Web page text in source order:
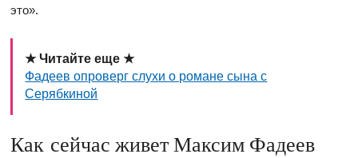
это».
★ Читайте еще ★
Фадеев опроверг слухи о романе сына с
Серябкиной
Как сейчас живет Максим Фадеев